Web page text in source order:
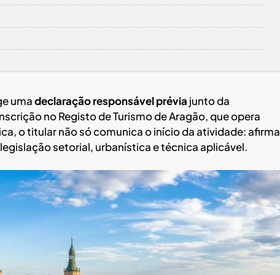
umadeclaração responsável prévia junto da
no Registo de Turismo de Aragão, que opera
o titular não só comunica o início da atividade: afirma
setorial, urbanística e técnica aplicável.